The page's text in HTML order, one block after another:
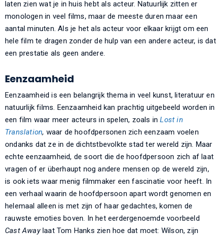
laten zien wat je in huis hebt als acteur. Natuurlijk zitten er
monologen in veel films, maar de meeste duren maar een
aantal minuten. Als je het als acteur voor elkaar krijgt om een
hele film te dragen zonder de hulp van een andere acteur, is dat
een prestatie als geen andere.
Eenzaamheid
Eenzaamheid is een belangrijk thema in veel kunst, literatuur en
natuurlijk films. Eenzaamheid kan prachtig uitgebeeld worden in
een film waar meer acteurs in spelen, zoals inLost in
Translation, waar de hoofdpersonen zich eenzaam voelen
ondanks dat ze in de dichtstbevolkte stad ter wereld zijn. Maar
echte eenzaamheid, de soort die de hoofdpersoon zich af laat
vragen of er überhaupt nog andere mensen op de wereld zijn,
is ook iets waar menig filmmaker een fascinatie voor heeft. In
een verhaal waarin de hoofdpersoon apart wordt genomen en
helemaal alleen is met zijn of haar gedachtes, komen de
rauwste emoties boven. In het eerdergenoemde voorbeeld
Cast Awaylaat Tom Hanks zien hoe dat moet: Wilson, zijn